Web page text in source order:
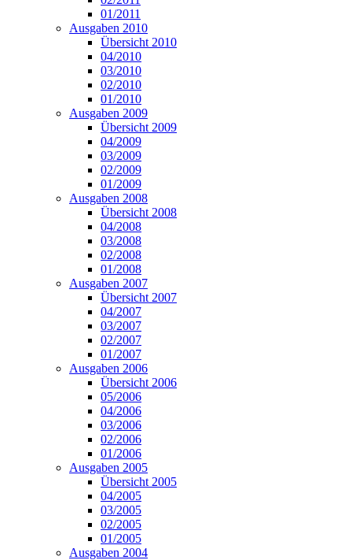
01/2011
Ausgaben 2010
Übersicht 2010
04/2010
03/2010
02/2010
01/2010
Ausgaben 2009
Übersicht 2009
04/2009
03/2009
02/2009
01/2009
Ausgaben 2008
Übersicht 2008
04/2008
03/2008
02/2008
01/2008
Ausgaben 2007
Übersicht 2007
04/2007
03/2007
02/2007
01/2007
Ausgaben 2006
Übersicht 2006
05/2006
04/2006
03/2006
02/2006
01/2006
Ausgaben 2005
Übersicht 2005
04/2005
03/2005
02/2005
01/2005
Ausgaben 2004